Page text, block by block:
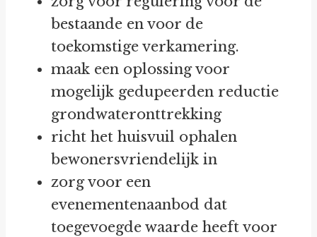
bestaande en voor de
toekomstige verkamering.
maak een oplossing voor
mogelijk gedupeerden reductie
grondwateronttrekking
richt het huisvuil ophalen
bewonersvriendelijk in
zorg voor een
evenementenaanbod dat
toegevoegde waarde heeft voor